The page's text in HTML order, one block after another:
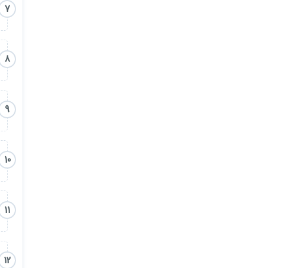
7
8
9
10
11
12